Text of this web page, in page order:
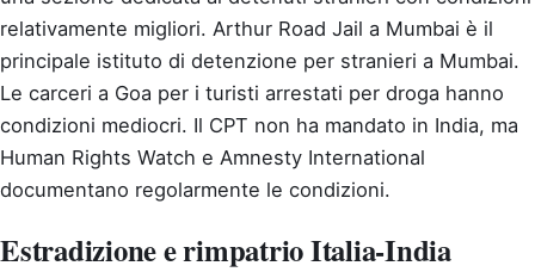
relativamente migliori. Arthur Road Jail a Mumbai è il
principale istituto di detenzione per stranieri a Mumbai.
Le carceri a Goa per i turisti arrestati per droga hanno
condizioni mediocri. Il CPT non ha mandato in India, ma
Human Rights Watch e Amnesty International
documentano regolarmente le condizioni.
Estradizione e rimpatrio Italia-India